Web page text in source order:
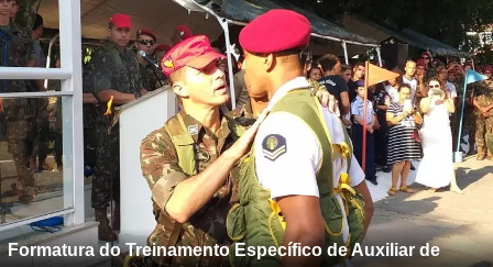
Formatura do Treinamento Específico de Auxiliar de